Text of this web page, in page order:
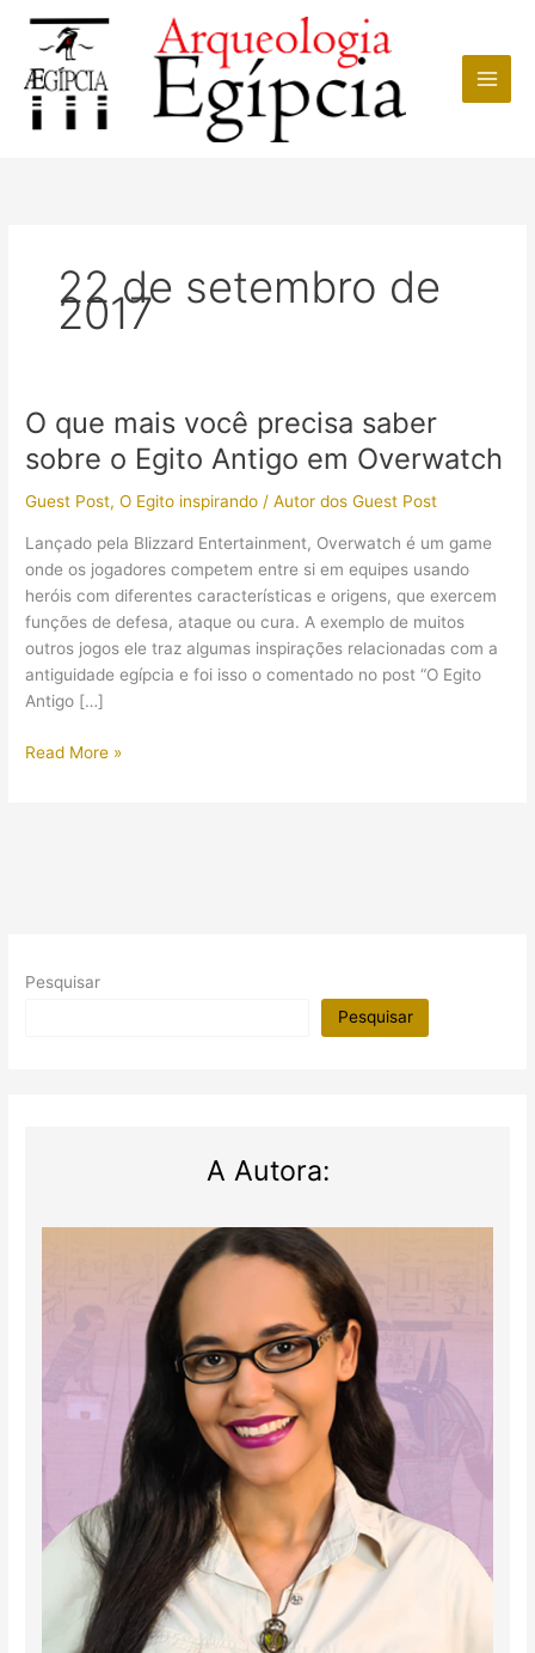
conteúdo
22 de setembro de
2017
O que mais você precisa saber
sobre o Egito Antigo em Overwatch
Guest Post,O Egito inspirando /Autor dos Guest Post
Lançado pela Blizzard Entertainment, Overwatch é um game
onde os jogadores competem entre si em equipes usando
heróis com diferentes características e origens, que exercem
funções de defesa, ataque ou cura. A exemplo de muitos
outros jogos ele traz algumas inspirações relacionadas com a
antiguidade egípcia e foi isso o comentado no post “O Egito
Antigo […]
O
Antigo
Read More »
Pesquisar
Pesquisar
A Autora: